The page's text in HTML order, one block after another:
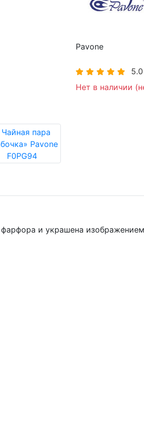
Pavone
5.0
Нет в наличии
и украшена